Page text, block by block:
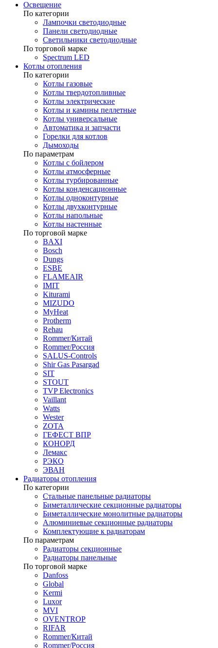
Освещение
По категории
Лампочки светодиодные
Панели светодиодные
Светильники светодиодные
По торговой марке
Spectrum LED
Котлы отопления
По категории
Котлы газовые
Котлы твердотопливные
Котлы электрические
Котлы и камины пеллетные
Котлы универсальные
Автоматика и запчасти
Горелки для котлов
Дымоходы
По параметрам
Котлы с бойлером
Котлы атмосферные
Котлы турбированные
Котлы конденсационные
Котлы одноконтурные
Котлы двухконтурные
Котлы напольные
Котлы настенные
По торговой марке
BAXI
Bosch
Dungs
ESBE
FLAMEAIR
IMIT
Kiturami
MIZUDO
MyHeat
Protherm
Rehau
Rommer/Китай
Rommer/Россия
SALUS-Controls
Shir Gas Pasargad
SIT
STOUT
TVP Electronics
Vaillant
Watts
Wester
ZOTA
ГЕФЕСТ ВПР
КОНОРД
Лемакс
РЭКО
ЭВАН
Радиаторы отопления
По категории
Стальные панельные радиаторы
Биметаллические секционные радиаторы
Биметаллические монолитные радиаторы
Алюминиевые секционные радиаторы
Комплектующие к радиаторам
По параметрам
Радиаторы секционные
Радиаторы панельные
По торговой марке
Danfoss
Global
Kermi
Luxor
MVI
OVENTROP
RIFAR​
Rommer/Китай
Rommer/Россия